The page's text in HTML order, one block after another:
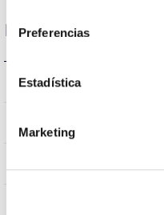
Preferencias
Estadística
Marketing
Logement et finition
Indice d’étanchéité IP
Intensité (A)